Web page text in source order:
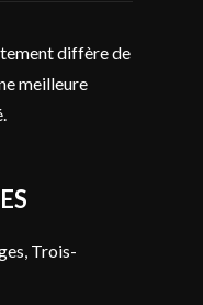
diffère de
meilleure
Trois-